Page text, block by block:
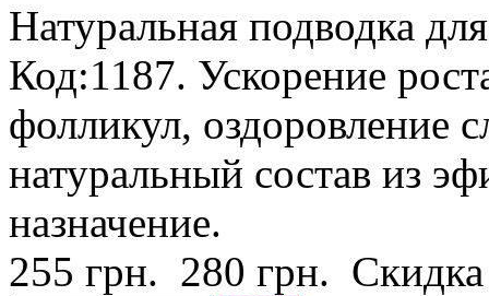
Натуральная подводка для
Код:1187. Ускорение
фолликул, оздоровление
натуральный состав из
назначение.
255 грн. 280 грн.